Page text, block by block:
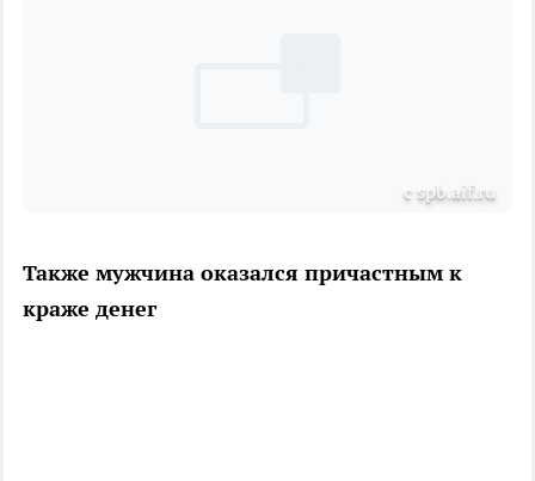
с spb.aif.ru
Также мужчина оказался причастным к
краже денег